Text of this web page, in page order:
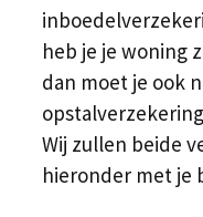
heb je je woning
dan moet je ook
Wij zullen beide
hieronder met je